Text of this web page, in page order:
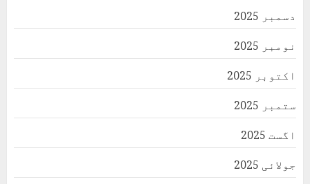
دسمبر 2025
نومبر 2025
اکتوبر 2025
ستمبر 2025
اگست 2025
جولائی 2025